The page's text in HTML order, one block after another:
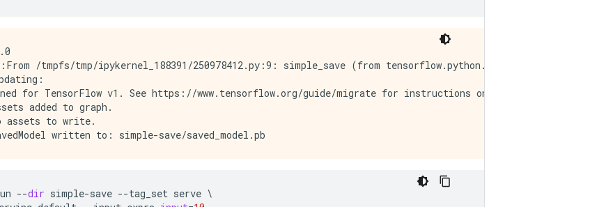
/tmpfs/tmp/ipykernel_188391/250978412.py:9: simple_save (from
for TensorFlow v1. See https://www.tensorflow.org/guide/migrate for instructions on how to migrate your
added to graph.
assets to write.
--dir simple-save --tag_set serve \